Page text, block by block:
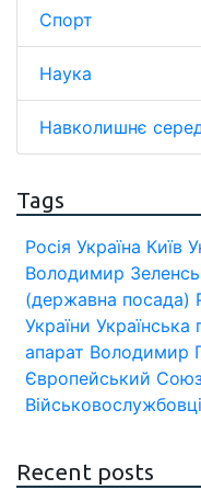
Спорт
Наука
Навколишнє
Tags
Росія Україна Київ
Володимир
(державна посада)
України Українська
апарат Володимир
Європейський
Військовослужбовці
Recent posts